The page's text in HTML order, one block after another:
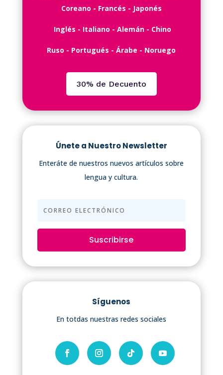
C️oreano - ️Francés -️ Japonés
Inglés -️ Italiano - Alemán - Chino
Ruso - Portugués - Árabe - Noruego
30% de Decuento
Únete a Nuestro Newsletter
Enteráte de nuestros nuevos artículos sobre
lengua y cultura.
Suscribirse
Síguenos
En totdas nuestras redes sociales